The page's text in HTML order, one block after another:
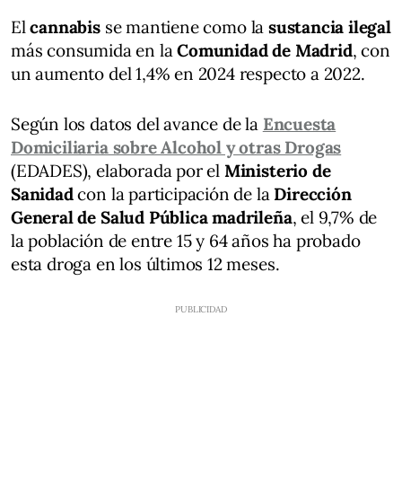
Elcannabisse mantiene como la sustancia ilegal
más consumida en laComunidad de Madrid, con
un aumento del 1,4% en 2024 respecto a 2022.
Según los datos del avance de la Encuesta
Domiciliaria sobre Alcohol y otras Drogas
(EDADES), elaborada por el Ministerio de
Sanidadcon la participación de la Dirección
General de Salud Pública madrileña, el 9,7% de
la población de entre 15 y 64 años ha probado
esta droga en los últimos 12 meses.